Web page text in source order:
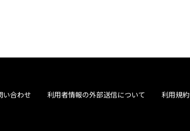
い合わせ 利用者情報の外部送信について 利用規約